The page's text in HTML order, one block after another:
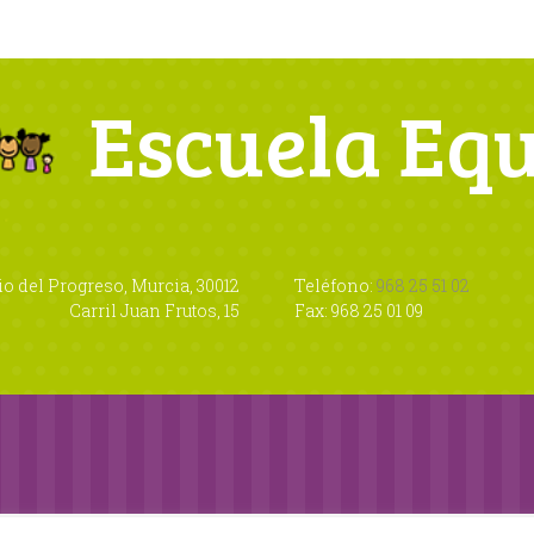
Escuela
Teléfono: 968 25 51 02
Fax: 968 25 01 09
del Progreso, Murcia, 30012
Carril Juan Frutos, 15